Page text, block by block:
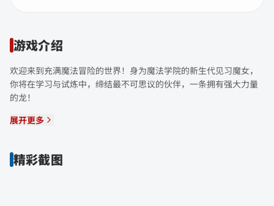
游戏介绍
欢迎来到充满魔法冒险的世界！身为魔法学院的新生代见习魔女，
你将在学习与试炼中，缔结最不可思议的伙伴，一条拥有强大力量
的龙！
展开更多
精彩截图